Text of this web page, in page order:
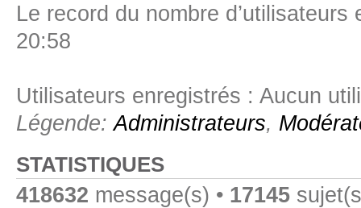
Le record du nombre
20:58
Utilisateurs enregistrés : Aucun
Légende:Administrateurs,
STATISTIQUES
418632 message(s) • 17145